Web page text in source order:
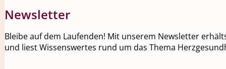
Newsletter
Bleibe auf dem Laufenden! Mit unserem Newsletter
und liest Wissenswertes rund um das Thema